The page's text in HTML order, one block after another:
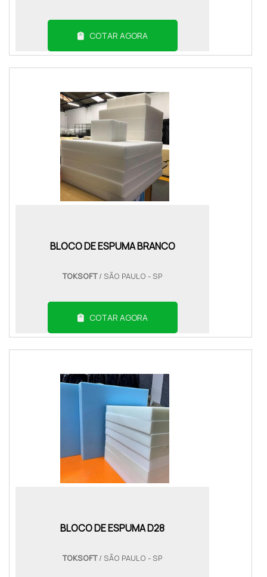
COTAR AGORA
BLOCO DE ESPUMA BRANCO
TOKSOFT/ SÃO PAULO - SP
COTAR AGORA
BLOCO DE ESPUMA D28
TOKSOFT/ SÃO PAULO - SP